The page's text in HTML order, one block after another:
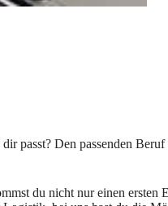
passt? Den passenden
du nicht nur einen ersten